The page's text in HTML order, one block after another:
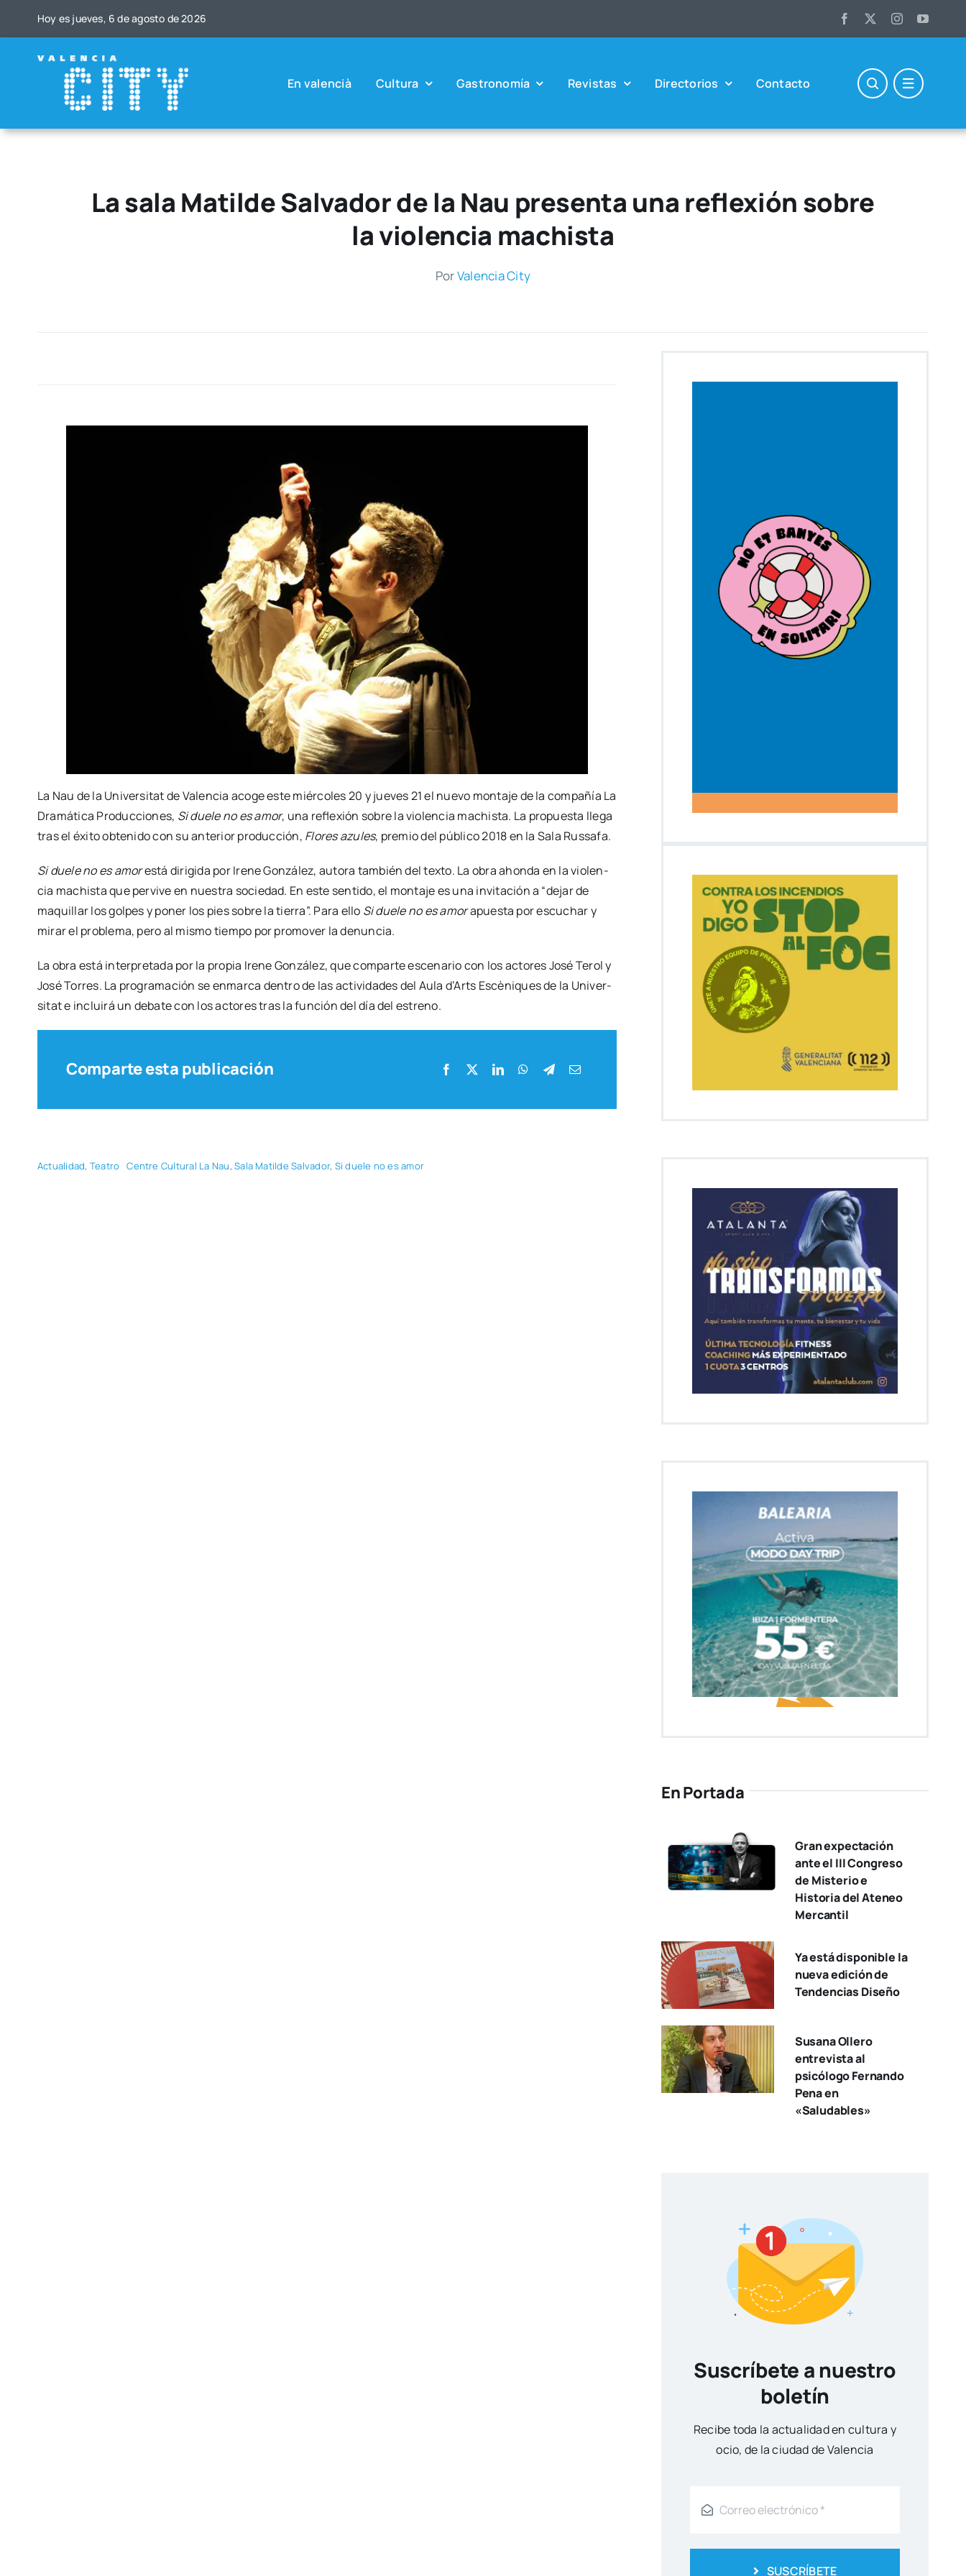
Hoy es jue­ves, 6 de agos­to de 2026
En valen­cià Cul­tu­ra Gas­tro­no­mía Revis­tas Direc­to­rios Con­tac­to
La sala Matilde Salvador de la Nau presenta una reflexión sobre
la violencia machista
PorValen­cia City
La Nau de la Uni­ver­si­tat de Valen­cia aco­ge este miér­co­les 20 y jue­ves 21 el nue­vo mon­ta­je de la com­pa­ñía La
Dra­má­ti­ca Pro­duc­cio­nes, Si due­le no es amor, una refle­xión sobre la vio­len­cia machis­ta. La pro­pues­ta lle­ga
tras el éxi­to obte­ni­do con su ante­rior pro­duc­ción, Flo­res azu­les, pre­mio del públi­co 2018 en la Sala Rus­sa­fa.
Si due­le no es amorestá diri­gi­da por Ire­ne Gon­zá­lez, auto­ra tam­bién del tex­to. La obra ahon­da en la vio­len­
cia machis­ta que per­vi­ve en nues­tra socie­dad. En este sen­ti­do, el mon­ta­je es una invi­ta­ción a “dejar de
maqui­llar los gol­pes y poner los pies sobre la tie­rra”. Para ello Si due­le no es amorapues­ta por escu­char y
mirar el pro­ble­ma, pero al mis­mo tiem­po por pro­mo­ver la denun­cia.
La obra está inter­pre­ta­da por la pro­pia Ire­ne Gon­zá­lez, que com­par­te esce­na­rio con los acto­res José Terol y
José Torres. La pro­gra­ma­ción se enmar­ca den­tro de las acti­vi­da­des del Aula d’Arts Escè­ni­ques de la Uni­ver­
si­tat e inclui­rá un deba­te con los acto­res tras la fun­ción del día del estreno.
Comparte esta publicación
Actua­li­dad, Tea­tro Cen­tre Cul­tu­ral La Nau,Sala Matil­de Sal­va­dor, Si due­le no es amor
En Portada
Gran expectación
ante el III Congreso
de Misterio e
Historia del Ateneo
Mercantil
Ya está disponible la
nueva edición de
Tendencias Diseño
Susana Ollero
entrevista al
psicólogo Fernando
Pena en
«Saludables»
Suscríbete a nuestro
boletín
Reci­be toda la actua­li­dad en cul­tu­ra y
ocio, de la ciu­dad de Valen­cia
SUSCRÍBETE